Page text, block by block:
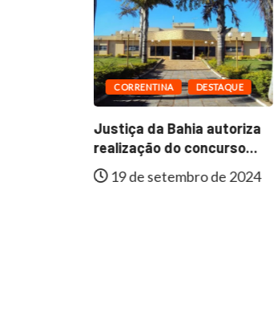
CORRENTINA DESTAQUE
Justiça da Bahia autoriza
realização do concurso...
19 de setembro de 2024